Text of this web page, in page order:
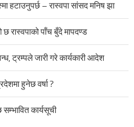
हटाउनुपर्छ – रास्वपा सांसद मनिष झा
रास्वपाको पाँच बुँदे मापदण्ड
ट्रम्पले जारी गरे कार्यकारी आदेश
हुनेछ वर्षा ?
कार्यसूची